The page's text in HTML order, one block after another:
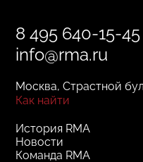
8 495 640-15-45
info@rma.ru
Москва, Страстной
Как найти
История RMA
Новости
Команда RMA